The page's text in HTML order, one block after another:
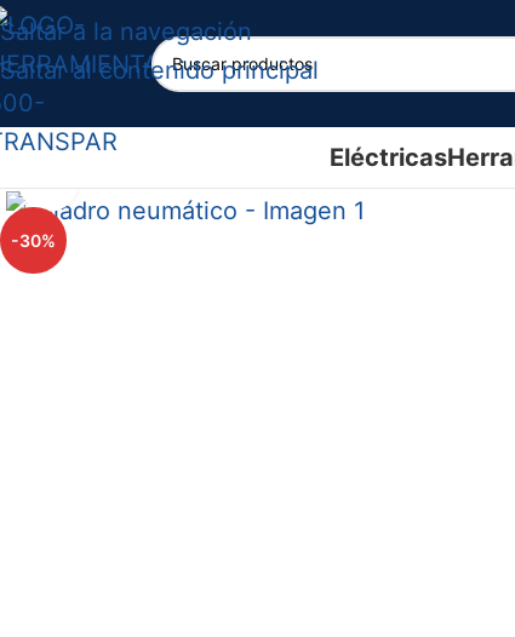
Saltar a la navegación
Saltar al contenido principal
Eléctricas
-30%